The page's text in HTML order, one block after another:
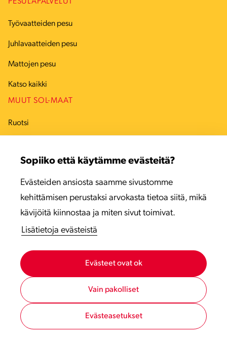
Sopiiko että käytämme evästeitä?
Evästeiden ansiosta saamme sivustomme
kehittämisen perustaksi arvokasta tietoa siitä, mikä
kävijöitä kiinnostaa ja miten sivut toimivat.
Lisätietoja evästeistä
Evästeet ovat ok
Vain pakolliset
Evästeasetukset
Työvaatteiden pesu
Juhlavaatteiden pesu
Mattojen pesu
Katso kaikki
MUUT SOL-MAAT
Ruotsi
Viro
Latvia
Tietosuojaseloste